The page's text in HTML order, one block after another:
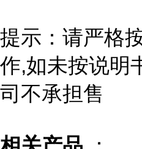
提示：请严格
作,如未按说明
司不承担售